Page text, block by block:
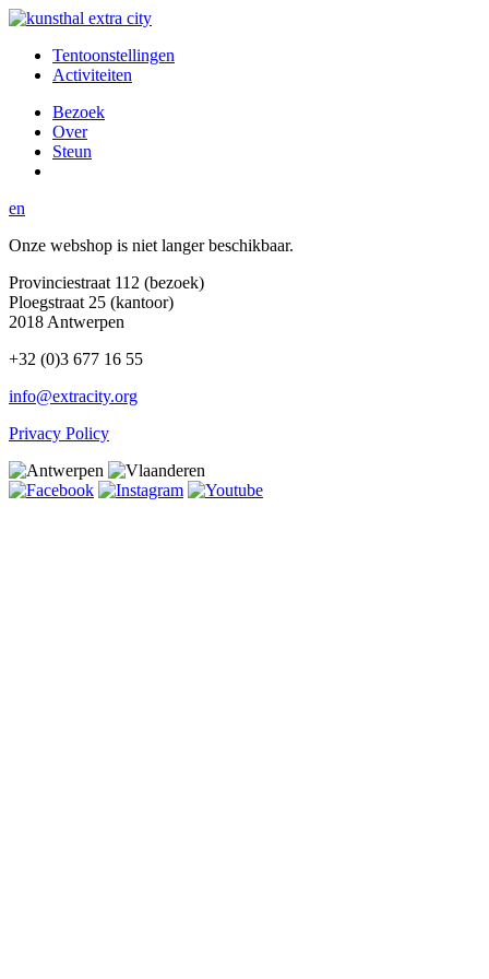
Tentoonstellingen
Activiteiten
Bezoek
Over
Steun
en
Onze webshop is niet langer beschikbaar.
Provinciestraat 112 (bezoek)
Ploegstraat 25 (kantoor)
2018 Antwerpen
+32 (0)3 677 16 55
info@extracity.org
Privacy Policy